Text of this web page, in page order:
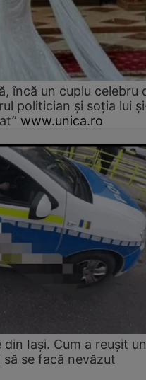
încă un cuplu celebru
politician și soția lui
www.unica.ro
Iași. Cum a reușit un
se facă nevăzut